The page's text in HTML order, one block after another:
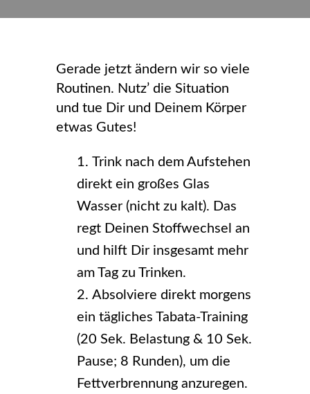
Gerade jetzt ändern wir so viele
Routinen. Nutz’ die Situation
und tue Dir und Deinem Körper
etwas Gutes!
Trink nach dem Aufstehen
direkt ein großes Glas
Wasser (nicht zu kalt). Das
regt Deinen Stoffwechsel an
und hilft Dir insgesamt mehr
am Tag zu Trinken.
Absolviere direkt morgens
ein tägliches Tabata-Training
(20 Sek. Belastung & 10 Sek.
Pause; 8 Runden), um die
Fettverbrennung anzuregen.